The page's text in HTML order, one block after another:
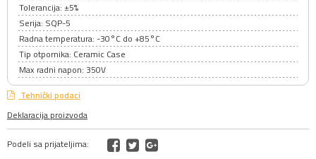
Tolerancija: ±5%
Serija: SQP-5
Radna temperatura: -30°C do +85°C
Tip otpornika: Ceramic Case
Max radni napon: 350V
Tehnički podaci
Deklaracija proizvoda
Podeli sa prijateljima: